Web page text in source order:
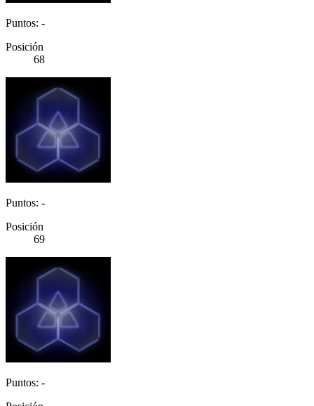
Puntos: -
Posición
68
Puntos: -
Posición
69
Puntos: -